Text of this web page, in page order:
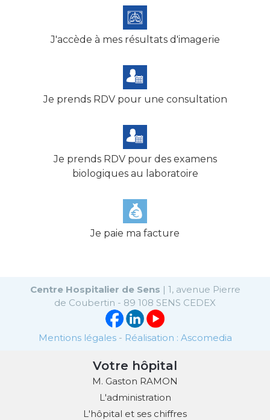
J'accède à mes résultats d'imagerie
Je prends RDV pour une consultation
Je prends RDV pour des examens
biologiques au laboratoire
Je paie ma facture
Centre Hospitalier de Sens | 1, avenue Pierre
de Coubertin - 89 108 SENS CEDEX
Mentions légales- Réalisation : Ascomedia
Votre hôpital
M. Gaston RAMON
L'administration
L'hôpital et ses chiffres